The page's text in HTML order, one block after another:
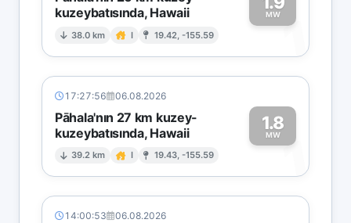
kuzeybatısında, Hawaii
38.0 km I 19.42, -155.59
MW1
17:27:56 06.08.2026
Pāhala'nın 27 km kuzey-
kuzeybatısında, Hawaii
39.2 km I 19.43, -155.59
1.8
MW1
14:00:53 06.08.2026